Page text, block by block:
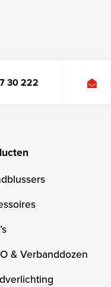
30 222
& Verbanddozen